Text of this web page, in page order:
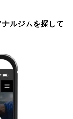
ルジムを探して